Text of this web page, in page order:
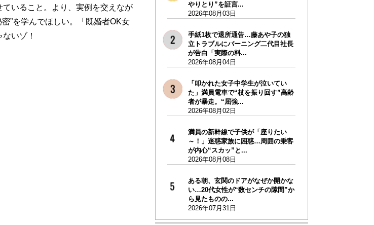
いること。より、実例を交えなが
”を学んでほしい。「既婚者OK女
いゾ！
やりとり”を証言...
2026年08月03日
手紙1枚で退所通告…藤あや子の独
立トラブルにバーニング二代目社長
が告白「実際の料...
2026年08月04日
「叩かれた女子中学生が泣いてい
た」満員電車で“杖を振り回す”高齢
者が暴走。“屈強...
2026年08月02日
満員の新幹線で子供が「座りたい
～！」迷惑家族に困惑…周囲の乗客
が内心“スカッ”と...
2026年08月08日
ある朝、玄関のドアがなぜか開かな
い…20代女性が“数センチの隙間”か
ら見たものの...
2026年07月31日